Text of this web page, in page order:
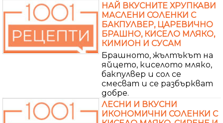
НАЙ ВКУСНИТЕ ХРУПКАВИ
МАСЛЕНИ СОЛЕНКИ С
БАКПУЛВЕР, ЦАРЕВИЧНО
БРАШНО, КИСЕЛО МЛЯКО,
КИМИОН И СУСАМ
Брашното, жълтъкът на
яйцето, киселото мляко,
бакпулвер и сол се
смесват и се разбъркват
добре.
ЛЕСНИ И ВКУСНИ
ИКОНОМИЧНИ СОЛЕНКИ С